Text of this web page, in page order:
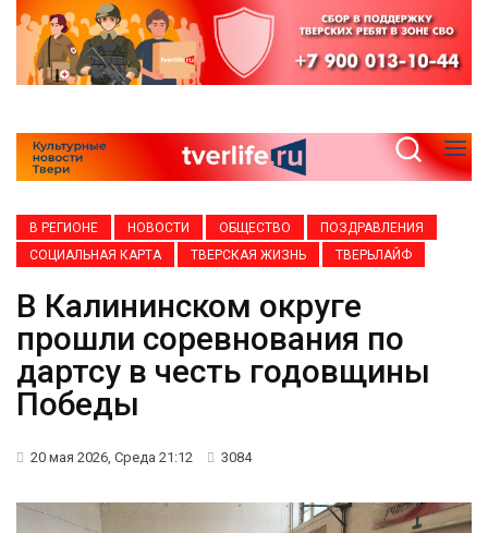
В РЕГИОНЕ НОВОСТИ ОБЩЕСТВО
ПОЗДРАВЛЕНИЯ
СОЦИАЛЬНАЯ КАРТА
ТВЕРСКАЯ ЖИЗНЬ ТВЕРЬЛАЙФ
В Калининском округе
прошли соревнования по
дартсу в честь годовщины
Победы
20 мая 2026, Среда 21:12 3084